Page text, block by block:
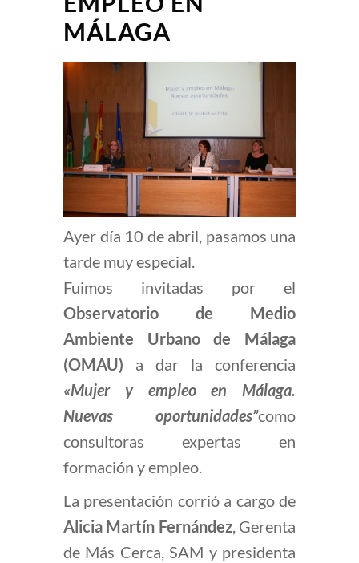
MÁLAGA
Ayer día 10 de abril, pasamos una
tarde muy especial.
Fuimos invitadas por el
Observatorio de Medio
Ambiente Urbano de Málaga
(OMAU) a dar la conferencia
«Mujer y empleo en Málaga.
Nuevas oportunidades”como
consultoras expertas en
formación y empleo.
La presentación corrió a cargo de
Alicia Martín Fernández, Gerenta
de Más Cerca, SAM y presidenta